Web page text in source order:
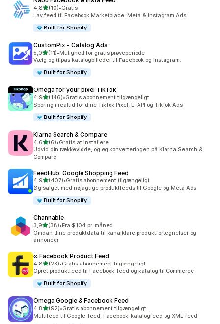
4,8ud af 5 stjerner
(10)
10 anmeldelser i alt
•Gratis
Lav feed til Facebook Marketplace, Meta & Instagram Ads
Built for Shopify
CustomPix ‑ Catalog Ads
5,0ud af 5 stjerner
(11)
11 anmeldelser i alt
•Mulighed for gratis prøveperiode
Vælg og tilpas katalogbilleder til Facebook og Instagram.
Built for Shopify
Omega for your pixel TikTok
4,9ud af 5 stjerner
(146)
146 anmeldelser i alt
•Gratis abonnement tilgængeligt
Sporing i realtid for dine TikTok Pixel, E-API og TikTok Ads
Built for Shopify
Klarna Search & Compare
4,6ud af 5 stjerner
(6)
6 anmeldelser i alt
•Gratis at installere
Udvid din rækkevidde, og øg konverteringen på Klarna Search &
Compare
FeedHub: Google Shopping Feed
4,9ud af 5 stjerner
(407)
407 anmeldelser i alt
•Gratis abonnement tilgængeligt
Øg salget med nøjagtige produktfeeds til Google og Meta Ads
Built for Shopify
Channable
3,9ud af 5 stjerner
(38)
38 anmeldelser i alt
•Fra $104 pr. måned
Omdan dine produktdata til kanalklare produktfortegnelser og
annoncer
∞ Facebook Product Feed
4,8ud af 5 stjerner
(23)
23 anmeldelser i alt
•Gratis abonnement tilgængeligt
Opret produktfeed til Facebook-feed og katalog til Commerce
Built for Shopify
Omega Google & Facebook Feed
4,8ud af 5 stjerner
(92)
92 anmeldelser i alt
•Gratis abonnement tilgængeligt
Multifeed til Google-feed, Facebook-katalogfeed og XML-feed